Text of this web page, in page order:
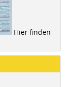
Hier finden